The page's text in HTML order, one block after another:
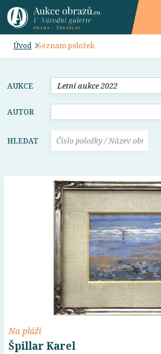
Úvod Seznam položek
AUKCE
AUTOR
HLEDAT
Na pláži
Špillar Karel